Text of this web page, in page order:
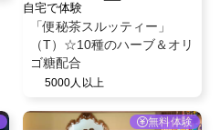
自宅で体験
「便秘茶スルッティー」
（T）☆10種のハーブ＆オリ
ゴ糖配合
5000人以上
無料体験